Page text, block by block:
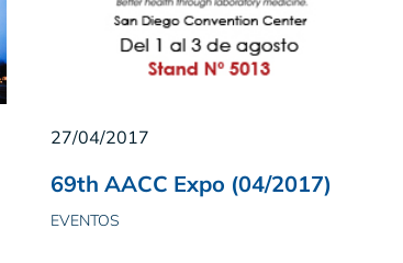
27/04/2017
69th AACC Expo (04/2017)
EVENTOS